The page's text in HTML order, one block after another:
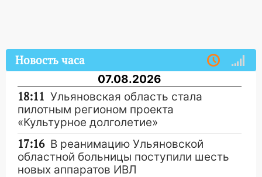
Новость часа
07.08.2026
18:11 Ульяновская область стала
пилотным регионом проекта
«Культурное долголетие»
17:16 В реанимацию Ульяновской
областной больницы поступили шесть
новых аппаратов ИВЛ